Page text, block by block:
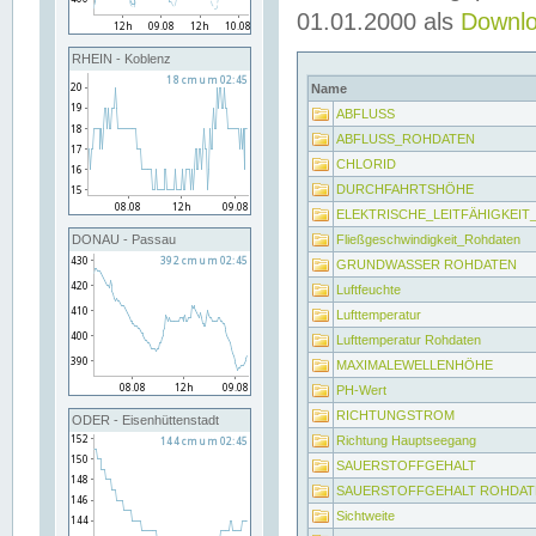
RHEIN - Koblenz
DONAU - Passau
ODER - Eisenhüttenstadt
01.01.2000 als
Name
ABFLUSS
ABFLUSS_ROHDATEN
CHLORID
DURCHFAHRTSHÖHE
Fließgeschwindigkeit_Rohdaten
GRUNDWASSER ROHDATEN
Luftfeuchte
Lufttemperatur
Lufttemperatur Rohdaten
MAXIMALEWELLENHÖHE
PH-Wert
RICHTUNGSTROM
Richtung Hauptseegang
SAUERSTOFFGEHALT
SAUERSTOFFGEHALT
Sichtweite